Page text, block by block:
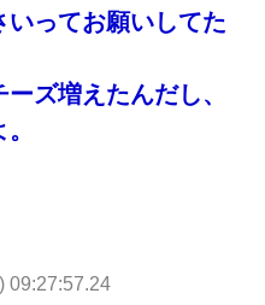
ってお願いしてた
ズ増えたんだし、
09:27:57.24